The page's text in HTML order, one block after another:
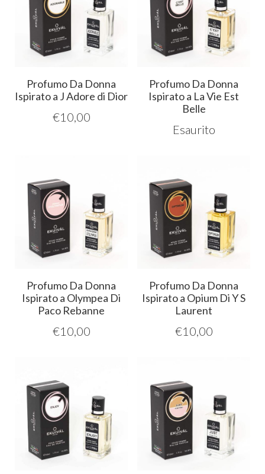
Profumo Da Donna
Ispirato a J Adore di Dior
€10,00
Profumo Da Donna
Ispirato a La Vie Est
Belle
Esaurito
Profumo Da Donna
Ispirato a Olympea Di
Paco Rebanne
€10,00
Profumo Da Donna
Ispirato a Opium Di Y S
Laurent
€10,00